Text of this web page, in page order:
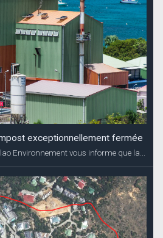
exceptionnellement fermée
Environnement vous informe que la...